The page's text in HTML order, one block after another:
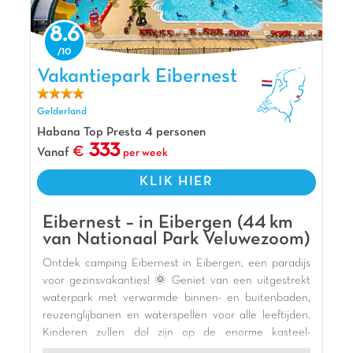
De mening van Jasmijn
Erkemederstrand is een geweldig park voor
kinderen. Het hoogtepunt is het prachtige, drie
kilometer lange strand dat aan dit vakantiepark
ligt. Ook kun je hier urenlang spelen bij het super
kleurrijke waterspeeleiland. Met maar liefst 6
glijbanen waaronder de Spacebowl, zijn jullie hier
niet meer weg te slaan! Relax daarna in het
Pluspunten
3 km lang zandstrand
Aan het langste strand van Flevoland
Op 20 min van het Dolfinarium
Vakantiepark Eibernest, Vakantiepark Gelderland
8.6
Vakantiepark Eibernest
Gelderland
Habana Top Presta 4 personen
Vanaf
333 per week
KLIK HIER
Eibernest – in Eibergen (44 km
van Nationaal Park Veluwezoom)
Ontdek camping Eibernest in Eibergen, een paradijs
voor gezinsvakanties! 🌞 Geniet van een uitgestrekt
waterpark met verwarmde binnen- en buitenbaden,
reuzenglijbanen en waterspellen voor alle leeftijden.
Kinderen zullen dol zijn op de enorme kasteel-
speeltuin 🎢, de pumptrack en de gevarieerde